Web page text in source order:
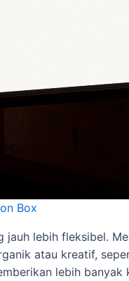
Box
jauh lebih fleksibel.
atau kreatif,
lebih